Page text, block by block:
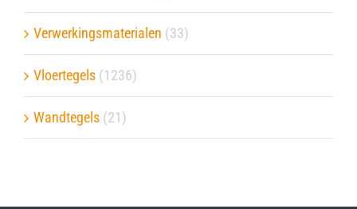
Contact
Verwerkingsmaterialen (33)
Vloertegels (1236)
Wandtegels (21)